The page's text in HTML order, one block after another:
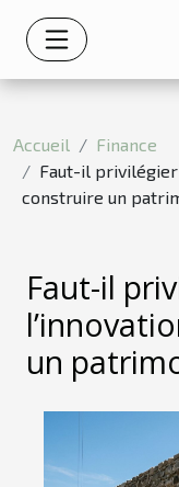
Accueil
Finance
Faut-il
construire un
Faut-il
un